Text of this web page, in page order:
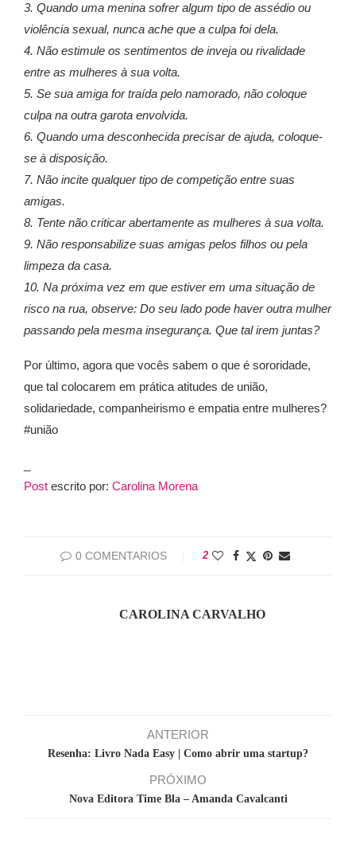
3. Quando uma menina sofrer algum tipo de assédio ou
violência sexual, nunca ache que a culpa foi dela.
4. Não estimule os sentimentos de inveja ou rivalidade
entre as mulheres à sua volta.
5. Se sua amiga for traída pelo namorado, não coloque
culpa na outra garota envolvida.
6. Quando uma desconhecida precisar de ajuda, coloque-
se à disposição.
7. Não incite qualquer tipo de competição entre suas
amigas.
8. Tente não criticar abertamente as mulheres à sua volta.
9. Não responsabilize suas amigas pelos filhos ou pela
limpeza da casa.
10. Na próxima vez em que estiver em uma situação de
risco na rua, observe: Do seu lado pode haveroutra mulher
passando pela mesma insegurança. Que talirem juntas?
Por último, agora que vocês sabem o que é sororidade,
que tal colocarem em prática atitudes de união,
solidariedade, companheirismo e empatia entre mulheres?
#união
Post escrito por: Carolina Morena
0 COMENTARIOS 2
CAROLINA CARVALHO
ANTERIOR
Resenha: Livro Nada Easy | Como abrir uma startup?
PRÓXIMO
Nova Editora Time Bla – Amanda Cavalcanti